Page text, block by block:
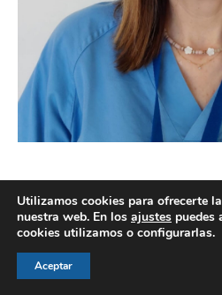
© AEGH - Todos los
Aviso legal
Utilizamos cookies para ofrecerte
nuestra web. En los ajustes puedes
cookies utilizamos o configurarlas.
Aceptar